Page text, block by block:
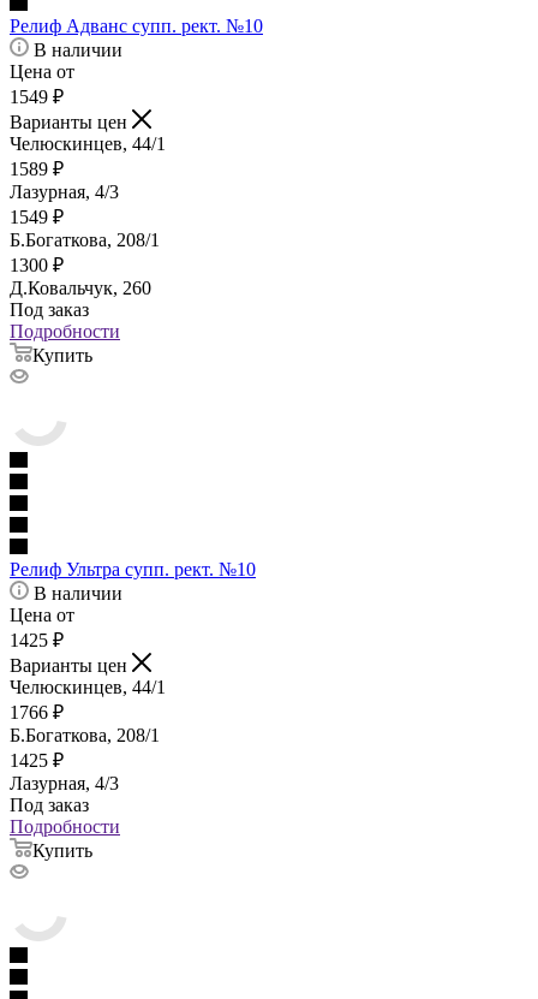
Релиф Адванс супп. рект. №10
В наличии
Цена от
1549 ₽
Варианты цен
Челюскинцев, 44/1
1589 ₽
Лазурная, 4/3
1549 ₽
Б.Богаткова, 208/1
1300 ₽
Д.Ковальчук, 260
Под заказ
Подробности
Купить
Релиф Ультра супп. рект. №10
В наличии
Цена от
1425 ₽
Варианты цен
Челюскинцев, 44/1
1766 ₽
Б.Богаткова, 208/1
1425 ₽
Лазурная, 4/3
Под заказ
Подробности
Купить